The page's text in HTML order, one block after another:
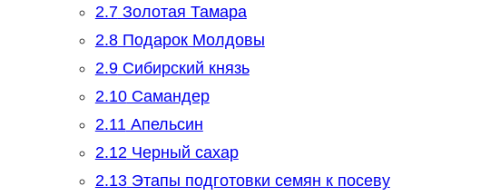
2.7Золотая Тамара
2.8Подарок Молдовы
2.9Сибирский князь
2.10Самандер
2.11Апельсин
2.12Черный сахар
2.13Этапы подготовки семян к посеву